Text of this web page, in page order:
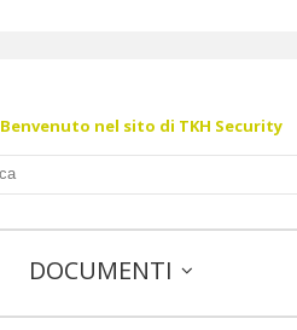
Benvenuto nel sito di TKH Security
DOCUMENTI